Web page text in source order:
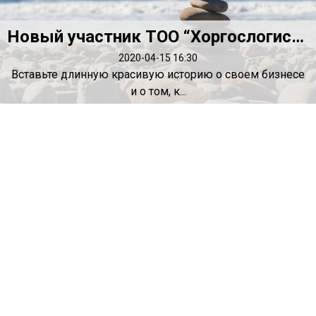
Новый участник ТОО “Хоргослогистик Оператор”
2020-04-15 16:30
Вставьте длинную красивую историю о своем бизнесе
и о том, к...